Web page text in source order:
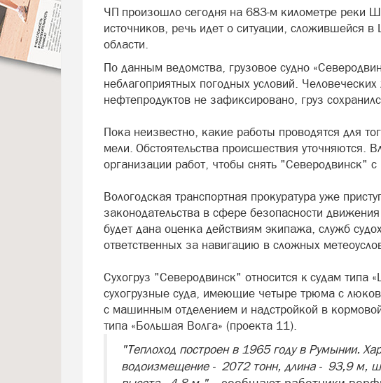
ЧП произошло сегодня на 683-м километре реки
источников, речь идет о ситуации, сложившейся
области.
По данным ведомства, грузовое судно
неблагоприятных погодных условий.
нефтепродуктов не зафиксировано, груз
Пока неизвестно, какие работы проводятся для
мели. Обстоятельства происшествия уточняются.
организации работ, чтобы снять "Северодвинск" с
Вологодская транспортная прокуратура уже
законодательства в сфере безопасности
будет дана оценка действиям экипажа, служб
ответственных за навигацию в сложных
Сухогруз "Северодвинск" относится к судам типа
сухогрузные суда, имеющие четыре трюма с
с машинным отделением и надстройкой в
типа «Большая Волга» (проекта 11).
"Теплоход построен в 1965 году в Румынии.
водоизмещение - 2072 тонн, длина - 93,9 м,